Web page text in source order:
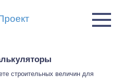
строительных величин для